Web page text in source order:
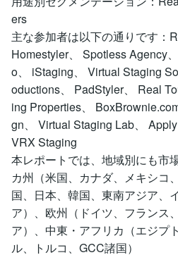
ers
主な参加者は以下の通りです：
Homestyler、 Spotless Agency
o、 iStaging、 Virtual Staging
oductions、 PadStyler、 Real
ing Properties、
gn、 Virtual Staging Lab、
VRX Staging
本レポートでは、地域別にも市
カ州（米国、カナダ、メキシコ
国、日本、韓国、東南アジア、
ア）、欧州（ドイツ、フランス
ア）、中東・アフリカ（エジプ
ル、トルコ、GCC諸国）